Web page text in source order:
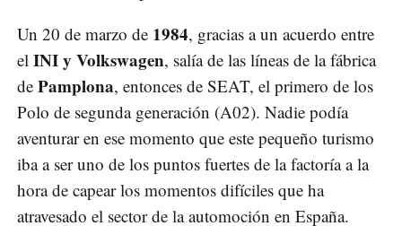
Un 20 de marzo de 1984, gracias a un acuerdo entre
el INI y Volkswagen, salía de las líneas de la fábrica
de Pamplona, entonces de SEAT, el primero de los
Polo de segunda generación (A02). Nadie podía
aventurar en ese momento que este pequeño turismo
iba a ser uno de los puntos fuertes de la factoría a la
hora de capear los momentos difíciles que ha
atravesado el sector de la automoción en España.